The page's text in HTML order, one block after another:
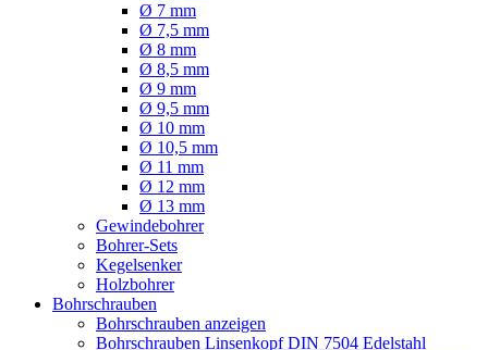
Ø 7 mm
Ø 7,5 mm
Ø 8 mm
Ø 8,5 mm
Ø 9 mm
Ø 9,5 mm
Ø 10 mm
Ø 10,5 mm
Ø 11 mm
Ø 12 mm
Ø 13 mm
Gewindebohrer
Bohrer-Sets
Kegelsenker
Holzbohrer
Bohrschrauben
Bohrschrauben anzeigen
Bohrschrauben Linsenkopf DIN 7504 Edelstahl